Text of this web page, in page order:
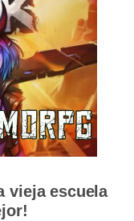
vieja escuela